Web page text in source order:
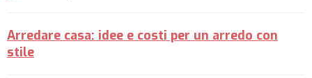
Arredare casa: idee e costi per un arredo con
stile